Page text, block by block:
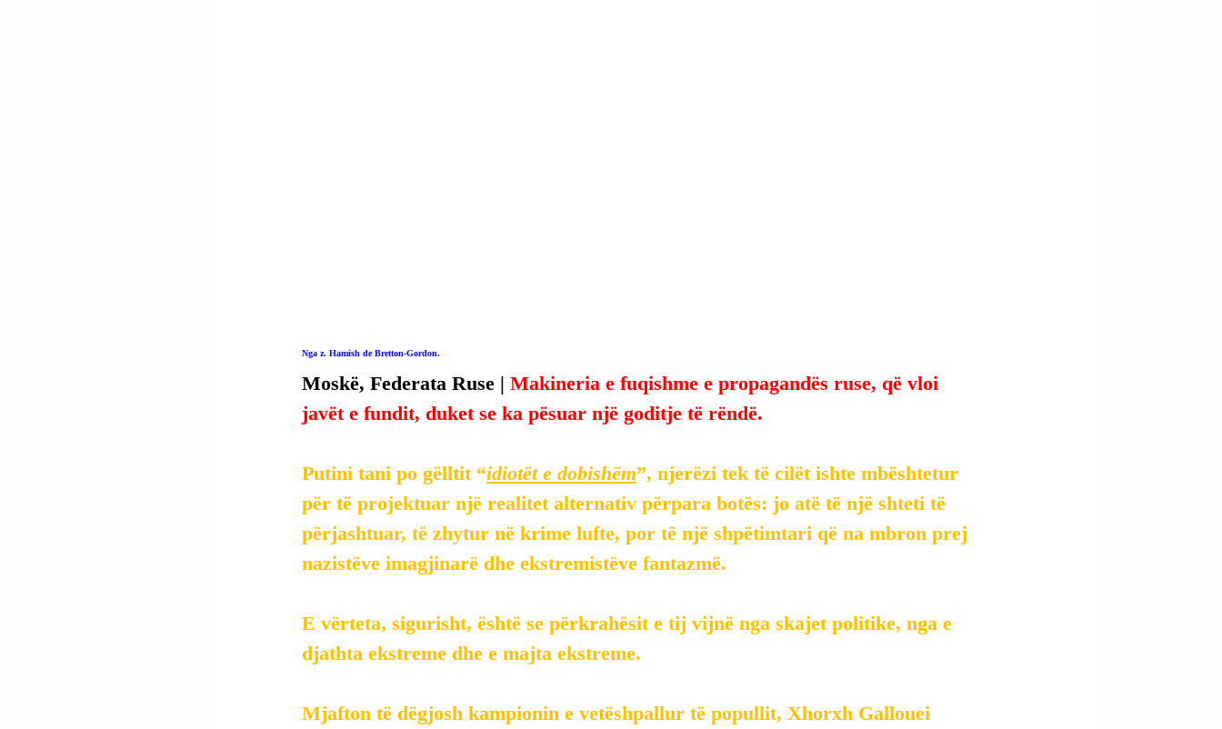
Nga z. Hamish de Bretton-Gordon.
Moskë, Federata Ruse | Makineria e fuqishme e propagandës ruse, që vloi
javët e fundit, duket se ka pësuar një goditje të rëndë.
Putini tani po gëlltit “idiotët e dobishëm”, njerëzi tek të cilët ishte mbështetur
për të projektuar një realitet alternativ përpara botës: jo atë të një shteti të
përjashtuar, të zhytur në krime lufte, por të një shpëtimtari që na mbron prej
nazistëve imagjinarë dhe ekstremistëve fantazmë.
E vërteta, sigurisht, është se përkrahësit e tij vijnë nga skajet politike, nga e
djathta ekstreme dhe e majta ekstreme.
Mjafton të dëgjosh kampionin e vetëshpallur të popullit, Xhorxh Gallouei